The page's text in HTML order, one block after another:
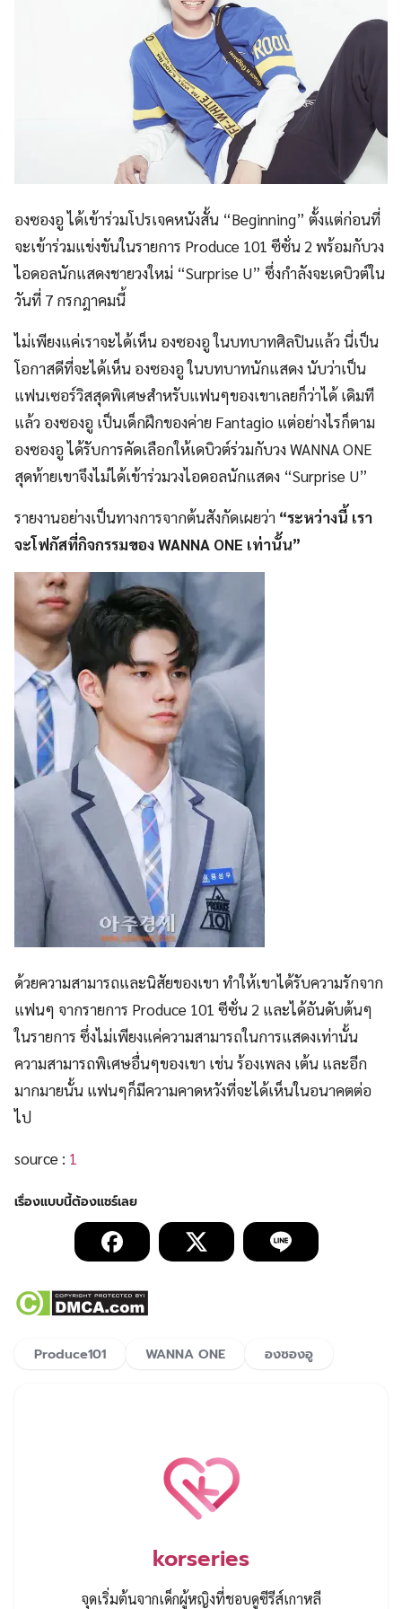
องซองอู ได้เข้าร่วมโปรเจคหนังสั้น “Beginning” ตั้งแต่ก่อนที่
จะเข้าร่วมแข่งขันในรายการ Produce 101 ซีซั่น 2 พร้อมกับวง
ไอดอลนักแสดงชายวงใหม่ “Surprise U” ซึ่งกำลังจะเดบิวต์ใน
วันที่ 7 กรกฎาคมนี้
ไม่เพียงแค่เราจะได้เห็น องซองอู ในบทบาทศิลปินแล้ว นี่เป็น
โอกาสดีที่จะได้เห็น องซองอู ในบทบาทนักแสดง นับว่าเป็น
แฟนเซอร์วิสสุดพิเศษสำหรับแฟนๆของเขาเลยก็ว่าได้ เดิมที
แล้ว องซองอู เป็นเด็กฝึกของค่าย Fantagio แต่อย่างไรก็ตาม
องซองอู ได้รับการคัดเลือกให้เดบิวต์ร่วมกับวง WANNA ONE
สุดท้ายเขาจึงไม่ได้เข้าร่วมวงไอดอลนักแสดง “Surprise U”
รายงานอย่างเป็นทางการจากต้นสังกัดเผยว่า “ระหว่างนี้ เรา
จะโฟกัสที่กิจกรรมของ WANNA ONE เท่านั้น”
ด้วยความสามารถและนิสัยของเขา ทำให้เขาได้รับความรักจาก
แฟนๆ จากรายการ Produce 101 ซีซั่น 2 และได้อันดับต้นๆ
ในรายการ ซึ่งไม่เพียงแค่ความสามารถในการแสดงเท่านั้น
ความสามารถพิเศษอื่นๆของเขา เช่น ร้องเพลง เต้น และอีก
มากมายนั้น แฟนๆก็มีความคาดหวังที่จะได้เห็นในอนาคตต่อ
ไป
source : 1
Produce101 WANNA ONE องซองอู
korseries
จุดเริ่มต้นจากเด็กผู้หญิงที่ชอบดูซีรีส์เกาหลี